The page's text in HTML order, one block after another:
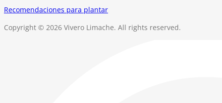
Recomendaciones para plantar
Copyright © 2026 Vivero Limache. All rights reserved.